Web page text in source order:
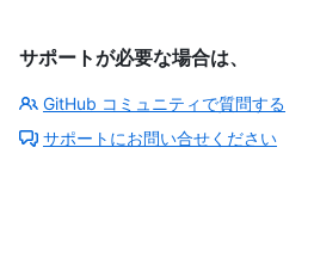
サポートが必要な場合は、
GitHub コミュニティで質問する
サポートにお問い合せください